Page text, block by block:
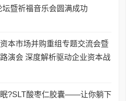
坛暨祈福音乐会圆满成功
本市场并购重组专题交流会暨
演会 深度解析驱动企业资本战
?SLT酸枣仁胶囊——让你躺下